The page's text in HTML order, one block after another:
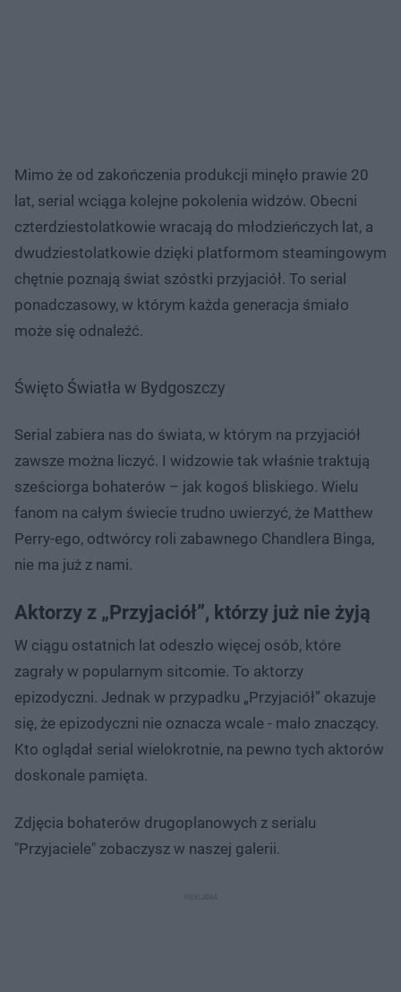
Mimo że od zakończenia produkcji minęło prawie 20
lat, serial wciąga kolejne pokolenia widzów. Obecni
czterdziestolatkowie wracają do młodzieńczych lat, a
dwudziestolatkowie dzięki platformom steamingowym
chętnie poznają świat szóstki przyjaciół. To serial
ponadczasowy, w którym każda generacja śmiało
może się odnaleźć.
Święto Światła w Bydgoszczy
Serial zabiera nas do świata, w którym na przyjaciół
zawsze można liczyć. I widzowie tak właśnie traktują
sześciorga bohaterów – jak kogoś bliskiego. Wielu
fanom na całym świecie trudno uwierzyć, że Matthew
Perry-ego, odtwórcy roli zabawnego Chandlera Binga,
nie ma już z nami.
Aktorzy z „Przyjaciół”, którzy już nie żyją
W ciągu ostatnich lat odeszło więcej osób, które
zagrały w popularnym sitcomie. To aktorzy
epizodyczni. Jednak w przypadku „Przyjaciół” okazuje
się, że epizodyczni nie oznacza wcale - mało znaczący.
Kto oglądał serial wielokrotnie, na pewno tych aktorów
doskonale pamięta.
Zdjęcia bohaterów drugoplanowych z serialu
"Przyjaciele" zobaczysz w naszej galerii.